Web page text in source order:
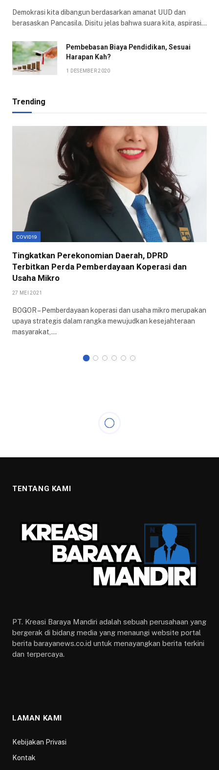
Demokrasi kita dibangun berdasarkan amanat UUD dan
berasaskan Pancasila. Disitu jelas bahwa suara kita, aspirasi…
Pembebasan Biaya Pendidikan, Sesuai
Harapan Kah?
1 DESEMBER 2020
Trending
COVID19
Tingkatkan Perekonomian Daerah, DPRD
Terbitkan Perda Pemberdayaan Koperasi dan
Usaha Mikro
27 MEI 2021
BOGOR – Pemberdayaan koperasi dan usaha mikro merupakan
upaya strategis dalam rangka mewujudkan kesejahteraan
masyarakat,…
Bogor Tengah Direview BPKP
Kota Bogor, Walikota Bogor, Bima Arya menjelaskan
tengah direview oleh Badan Pengawas Keuangan dan
Pembangunan (BPKP).